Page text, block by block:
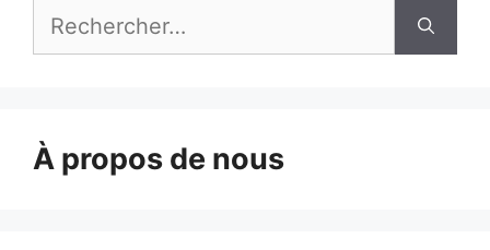
À propos de nous